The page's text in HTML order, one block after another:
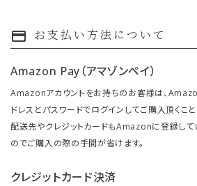
payment お支払い方法について
Amazon Pay（アマゾンペイ）
Amazonアカウントをお持ちのお客様は、
ドレスとパスワードでログインしてご購入頂くこと
配送先やクレジットカードもAmazonに登録し
のでご購入の際の手間が省けます。
クレジットカード決済